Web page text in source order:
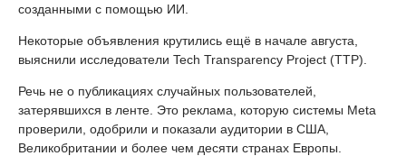
созданными с помощью ИИ.
Некоторые объявления крутились ещё в начале августа,
выяснили исследователи Tech Transparency Project (TTP).
Речь не о публикациях случайных пользователей,
затерявшихся в ленте. Это реклама, которую системы Meta
проверили, одобрили и показали аудитории в США,
Великобритании и более чем десяти странах Европы.